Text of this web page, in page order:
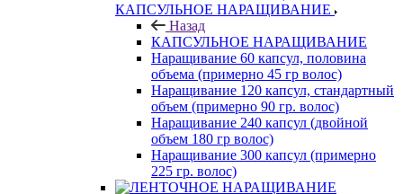
КАПСУЛЬНОЕ НАРАЩИВАНИЕ
Назад
КАПСУЛЬНОЕ НАРАЩИВАНИЕ
Наращивание 60 капсул, половина
объема (примерно 45 гр волос)
Наращивание 120 капсул, стандартный
объем (примерно 90 гр. волос)
Наращивание 240 капсул (двойной
объем 180 гр волос)
Наращивание 300 капсул (примерно
225 гр. волос)